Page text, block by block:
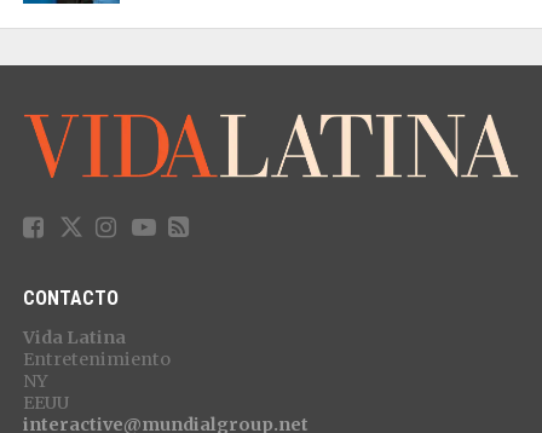
CONTACTO
Vida Latina
Entretenimiento
NY
EEUU
interactive@mundialgroup.net